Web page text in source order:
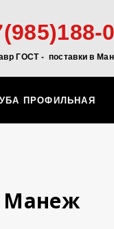
ГОСТ - поставки в
ПРОФИЛЬНАЯ
Манеж